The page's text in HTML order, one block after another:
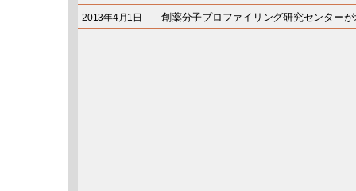
2013年4月1日 創薬分子プロファイリング研究センター